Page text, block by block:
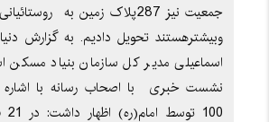
وبیشترهستند تحویل دادیم. به گزارش
اسماعیلی مدیر کل سازمان بنیاد مسکن
نشست خبری با اصحاب رسانه با اشاره